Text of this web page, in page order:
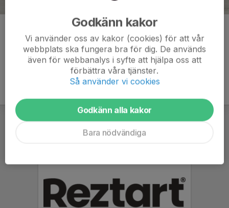
Godkänn kakor
Vi använder oss av kakor (cookies) för att vår
webbplats ska fungera bra för dig. De används
även för webbanalys i syfte att hjälpa oss att
förbättra våra tjänster.
Så använder vi cookies
Godkänn alla kakor
Bara nödvändiga